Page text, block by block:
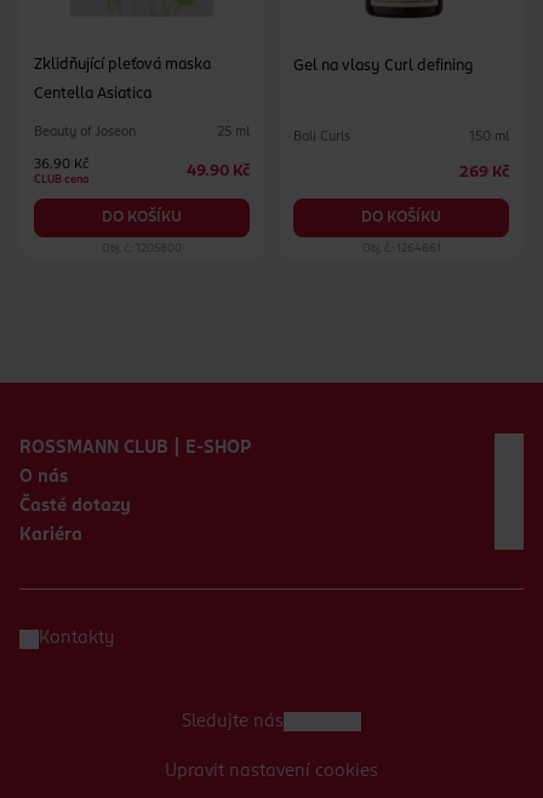
Zklidňující pleťová maska
Centella Asiatica
Beauty of Joseon 25 ml
36.90 Kč
CLUB cena
49.90 Kč
DO KOŠÍKU
Obj. č.: 1205800
Gel na vlasy Curl defining
Bali Curls 150 ml
269 Kč
DO KOŠÍKU
Obj. č.: 1264661
ROSSMANN CLUB | E-SHOP
O nás
Časté dotazy
Kariéra
Kontakty
Sledujte nás
Upravit nastavení cookies